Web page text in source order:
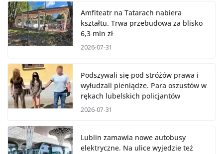
Amfiteatr na Tatarach nabiera
kształtu. Trwa przebudowa za blisko
6,3 mln zł
2026-07-31
Podszywali się pod stróżów prawa i
wyłudzali pieniądze. Para oszustów w
rękach lubelskich policjantów
2026-07-31
Lublin zamawia nowe autobusy
elektryczne. Na ulice wyjedzie też